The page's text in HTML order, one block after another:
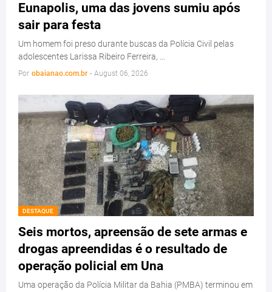
Eunapolis, uma das jovens sumiu após
sair para festa
Um homem foi preso durante buscas da Polícia Civil pelas
adolescentes Larissa Ribeiro Ferreira, …
Por obaianao.com.br - August 06, 2026
DESTAQUE
Seis mortos, apreensão de sete armas e
drogas apreendidas é o resultado de
operação policial em Una
Uma operação da Polícia Militar da Bahia (PMBA) terminou em